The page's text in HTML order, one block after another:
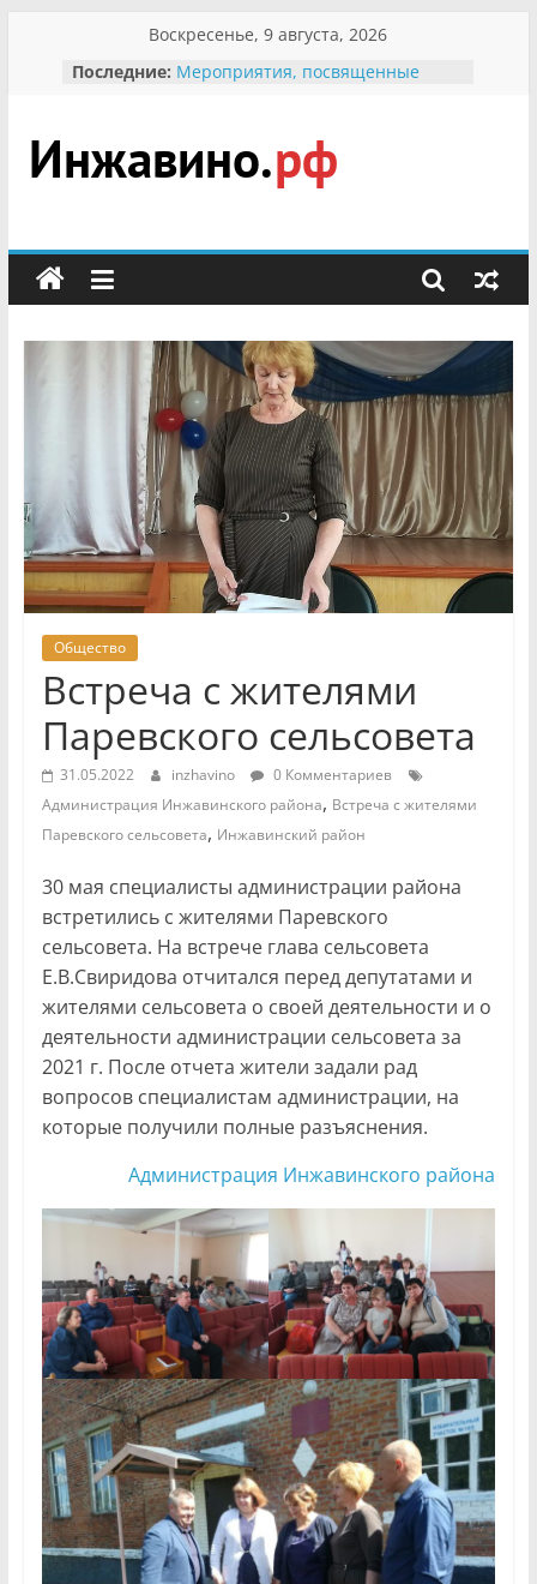
содержимому
Воскресенье, 9 августа, 2026
Последние: Мероприятия, посвященные
гражданин Инжавинского округа»
участнице Великой
Отечественной, фронтовичке
Безопасность в сети Интернет
мероприятии «Сохраним
первоцветы!»
В вольере Воронинского
заповедника родились крапчатые
суслики
Инжавино.рф
сельский
портал
Общество
Встреча с жителями
Паревского сельсовета
31.05.2022 inzhavino
0 Комментариев
Администрация Инжавинского района, Встреча с жителями
Паревского сельсовета, Инжавинский район
30 мая специалисты администрации района
встретились с жителями Паревского
сельсовета. На встрече глава сельсовета
Е.В.Свиридова отчитался перед депутатами и
жителями сельсовета о своей деятельности и о
деятельности администрации сельсовета за
2021 г. После отчета жители задали рад
вопросов специалистам администрации, на
которые получили полные разъяснения.
Администрация Инжавинского района